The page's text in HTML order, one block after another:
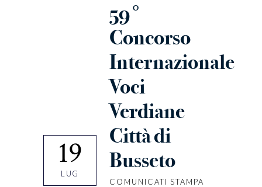
19
LUG
59°
Concorso
Internazionale
Voci
Verdiane
Città di
Busseto
COMUNICATI STAMPA